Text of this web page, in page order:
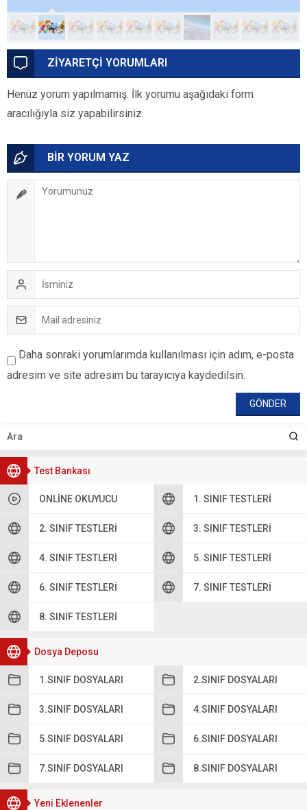
Test Bankası
ONLINE OKUYUCU 1. SINIF TESTLERI
2. SINIF TESTLERI 3. SINIF TESTLERI
4. SINIF TESTLERI 5. SINIF TESTLERI
6. SINIF TESTLERI 7. SINIF TESTLERI
8. SINIF TESTLERI
Dosya Deposu
1.SINIF DOSYALARI 2.SINIF DOSYALARI
3.SINIF DOSYALARI 4.SINIF DOSYALARI
5.SINIF DOSYALARI 6.SINIF DOSYALARI
7.SINIF DOSYALARI 8.SINIF DOSYALARI
Yeni Eklenenler
ZİYARETÇİ YORUMLARI
Henüz yorum yapılmamış. İlk yorumu aşağıdaki form
aracılığıyla siz yapabilirsiniz.
BİR YORUM YAZ
Daha sonraki yorumlarımda kullanılması için adım, e-posta
adresim ve site adresim bu tarayıcıya kaydedilsin.